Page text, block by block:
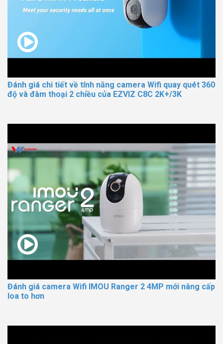
Đánh giá chi tiết về tính năng camera Wifi quay quét 360
độ và đàm thoại 2 chiều của EZVIZ C8C 2K+/3K
Đánh giá camera Wifi IMOU Ranger 2 4MP mới nâng cấp
loa to hơn